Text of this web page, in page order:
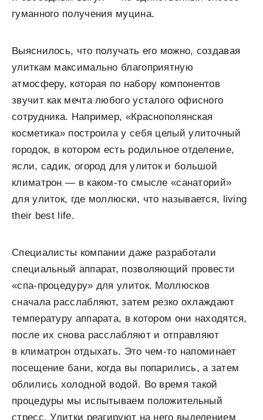
гуманного получения муцина.
Выяснилось, что получать его можно, создавая
улиткам максимально благоприятную
атмосферу, которая по набору компонентов
звучит как мечта любого усталого офисного
сотрудника. Например, «Краснополянская
косметика» построила у себя целый улиточный
городок, в котором есть родильное отделение,
ясли, садик, огород для улиток и большой
климатрон — в каком-то смысле «санаторий»
для улиток, где моллюски, что называется, living
their best life.
Специалисты компании даже разработали
специальный аппарат, позволяющий провести
«спа-процедуру» для улиток. Моллюсков
сначала расслабляют, затем резко охлаждают
температуру аппарата, в котором они находятся,
после их снова расслабляют и отправляют
в климатрон отдыхать. Это чем-то напоминает
посещение бани, когда вы попарились, а затем
облились холодной водой. Во время такой
процедуры мы испытываем положительный
стресс. Улитки реагируют на него выделением